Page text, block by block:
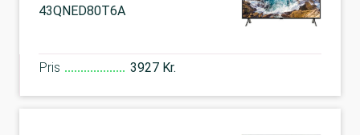
43QNED80T6A
Pris 3927 Kr.